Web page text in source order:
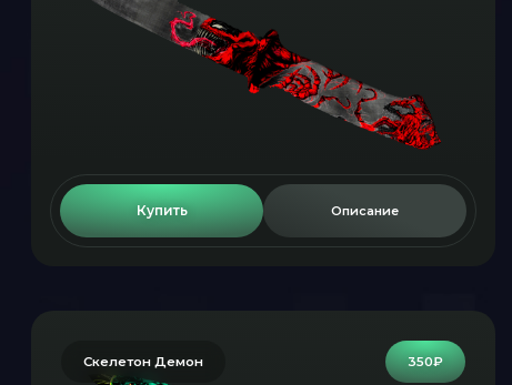
Купить Описание
350₽
Скелетон Демон